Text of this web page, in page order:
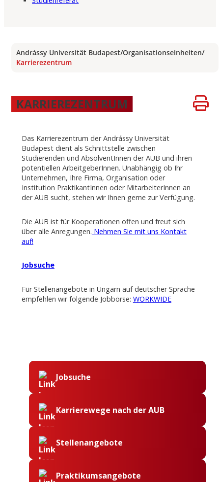
Andrássy Universität Budapest/Organisationseinheiten/
Karrierezentrum
KARRIEREZENTRUM
Das Karrierezentrum der Andrássy Universität
Budapest dient als Schnittstelle zwischen
Studierenden und AbsolventInnen der AUB und ihren
potentiellen ArbeitgeberInnen. Unabhängig ob Ihr
Unternehmen, Ihre Firma, Organisation oder
Institution PraktikantInnen oder MitarbeiterInnen an
der AUB sucht, stehen wir Ihnen gerne zur Verfügung.
Die AUB ist für Kooperationen offen und freut sich
über alle Anregungen. Nehmen Sie mit uns Kontakt
auf!
Jobsuche
Für Stellenangebote in Ungarn auf deutscher Sprache
empfehlen wir folgende Jobbörse: WORKWIDE
Jobsuche
Karrierewege nach der AUB
Stellenangebote
Praktikumsangebote